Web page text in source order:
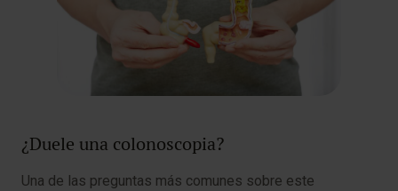
¿Duele una colonoscopia?
Una de las preguntas más comunes sobre este